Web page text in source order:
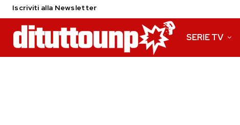
Iscriviti alla Newsletter
SERIE TV